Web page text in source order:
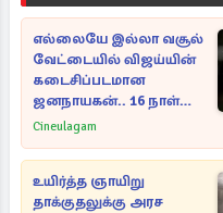
எல்லையே இல்லா வசூல்
வேட்டையில் விஜய்யின்
கடைசிப்படமான
ஜனநாயகன்.. 16 நாள்
பாக்ஸ் ஆபிஸ்
Cineulagam
உயிர்த்த ஞாயிறு
தாக்குதலுக்கு அரச